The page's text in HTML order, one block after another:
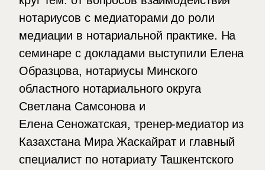
нотариусов с медиаторами до роли
медиации в нотариальной практике. На
семинаре с докладами выступили Елена
Образцова, нотариусы Минского
областного нотариального округа
Светлана Самсонова и
Елена Сеножатская, тренер-медиатор из
Казахстана Мира Жаскайрат и главный
специалист по нотариату Ташкентского